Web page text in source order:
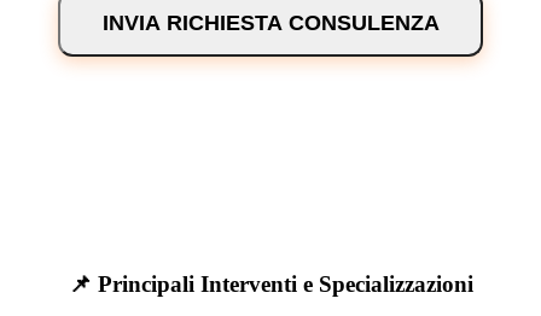
INVIA RICHIESTA CONSULENZA
📌 Principali Interventi e Specializzazioni